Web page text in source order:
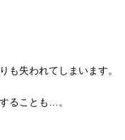
も失われてしまいます。
ることも…。